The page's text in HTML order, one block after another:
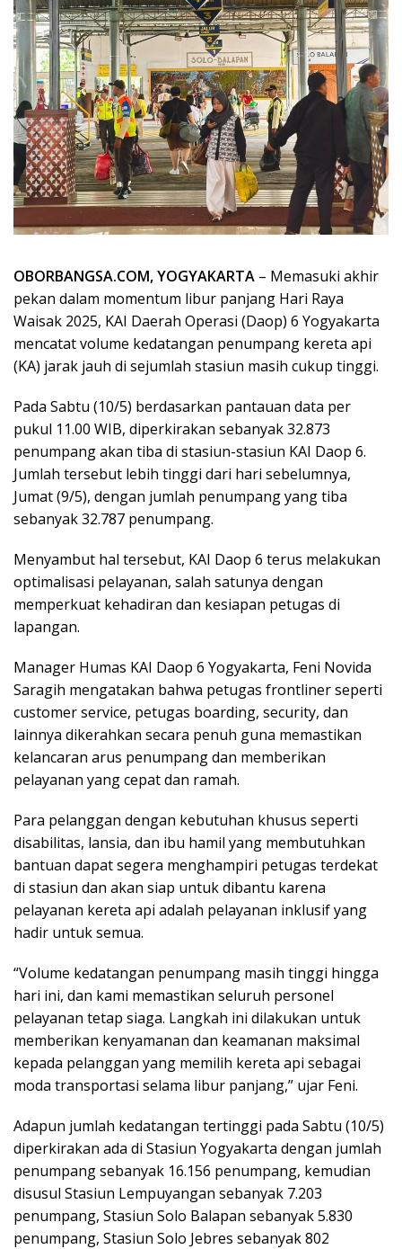
OBORBANGSA.COM, YOGYAKARTA – Memasuki akhir
pekan dalam momentum libur panjang Hari Raya
Waisak 2025, KAI Daerah Operasi (Daop) 6 Yogyakarta
mencatat volume kedatangan penumpang kereta api
(KA) jarak jauh di sejumlah stasiun masih cukup tinggi.
Pada Sabtu (10/5) berdasarkan pantauan data per
pukul 11.00 WIB, diperkirakan sebanyak 32.873
penumpang akan tiba di stasiun-stasiun KAI Daop 6.
Jumlah tersebut lebih tinggi dari hari sebelumnya,
Jumat (9/5), dengan jumlah penumpang yang tiba
sebanyak 32.787 penumpang.
Menyambut hal tersebut, KAI Daop 6 terus melakukan
optimalisasi pelayanan, salah satunya dengan
memperkuat kehadiran dan kesiapan petugas di
lapangan.
Manager Humas KAI Daop 6 Yogyakarta, Feni Novida
Saragih mengatakan bahwa petugas frontliner seperti
customer service, petugas boarding, security, dan
lainnya dikerahkan secara penuh guna memastikan
kelancaran arus penumpang dan memberikan
pelayanan yang cepat dan ramah.
Para pelanggan dengan kebutuhan khusus seperti
disabilitas, lansia, dan ibu hamil yang membutuhkan
bantuan dapat segera menghampiri petugas terdekat
di stasiun dan akan siap untuk dibantu karena
pelayanan kereta api adalah pelayanan inklusif yang
hadir untuk semua.
“Volume kedatangan penumpang masih tinggi hingga
hari ini, dan kami memastikan seluruh personel
pelayanan tetap siaga. Langkah ini dilakukan untuk
memberikan kenyamanan dan keamanan maksimal
kepada pelanggan yang memilih kereta api sebagai
moda transportasi selama libur panjang,” ujar Feni.
Adapun jumlah kedatangan tertinggi pada Sabtu (10/5)
diperkirakan ada di Stasiun Yogyakarta dengan jumlah
penumpang sebanyak 16.156 penumpang, kemudian
disusul Stasiun Lempuyangan sebanyak 7.203
penumpang, Stasiun Solo Balapan sebanyak 5.830
penumpang, Stasiun Solo Jebres sebanyak 802